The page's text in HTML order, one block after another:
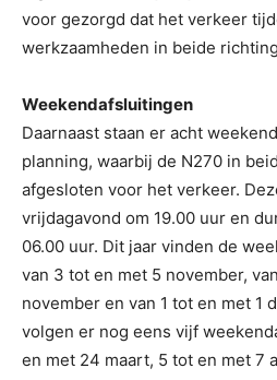
voor gezorgd dat het verkeer
werkzaamheden in beide
Weekendafsluitingen
Daarnaast staan er acht
planning, waarbij de N270 in
afgesloten voor het verkeer.
vrijdagavond om 19.00 uur en
06.00 uur. Dit jaar vinden de
van 3 tot en met 5 november,
november en van 1 tot en met 1
volgen er nog eens vijf
en met 24 maart, 5 tot en met 7